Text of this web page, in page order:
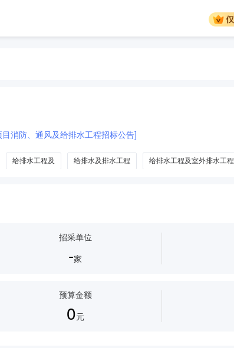
消防、通风及给排水工程招标公告]
给排水工程及 给排水及排水工程 给排水工程及室外排水工程
招采单位
-家
预算金额
0元